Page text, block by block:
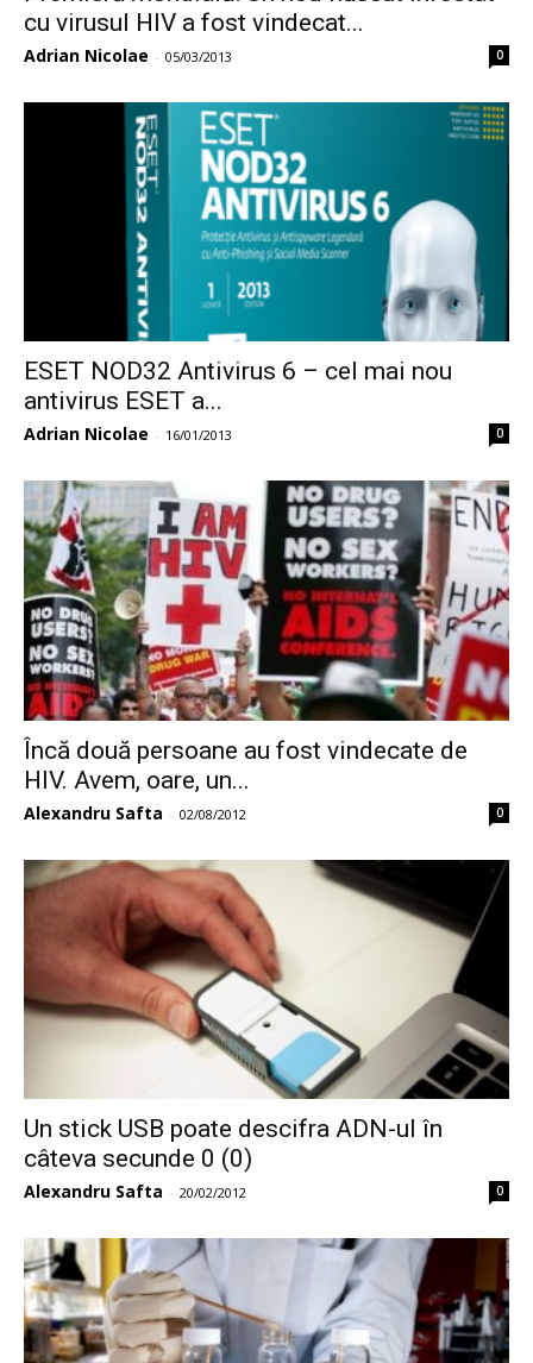
cu virusul HIV a fost vindecat...
Adrian Nicolae - 05/03/2013 0
ESET NOD32 Antivirus 6 – cel mai nou
antivirus ESET a...
Adrian Nicolae - 16/01/2013 0
Încă două persoane au fost vindecate de
HIV. Avem, oare, un...
Alexandru Safta - 02/08/2012 0
Un stick USB poate descifra ADN-ul în
câteva secunde 0 (0)
Alexandru Safta - 20/02/2012 0